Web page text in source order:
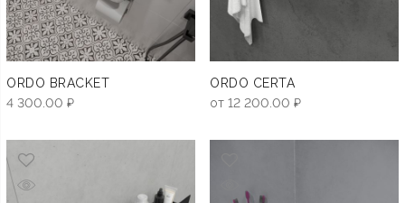
ORDO BRACKET
4 300.00 ₽
ORDO CERTA
от 12 200.00 ₽